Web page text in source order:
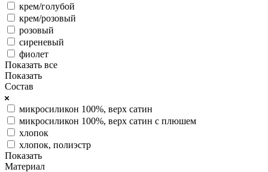
крем/голубой
крем/розовый
розовый
сиреневый
фиолет
Показать все
Показать
Состав
микросиликон 100%, верх сатин
микросиликон 100%, верх сатин с плюшем
хлопок
хлопок, полиэстр
Показать
Материал